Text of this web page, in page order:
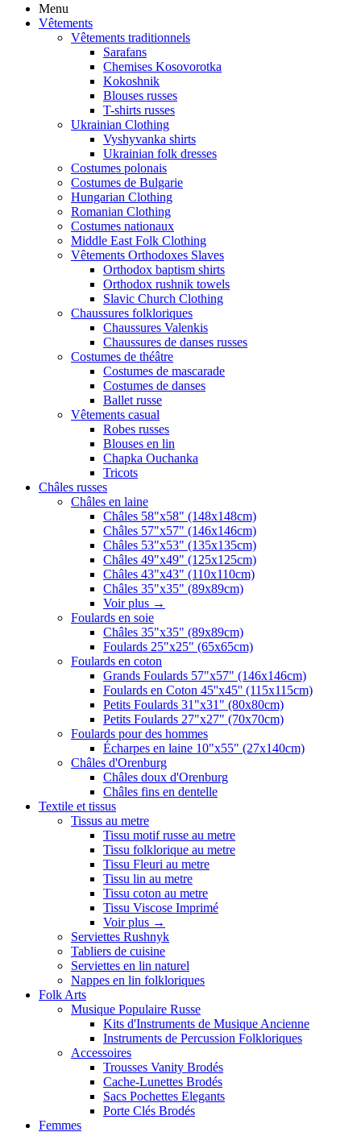
Menu
Vêtements
Vêtements traditionnels
Sarafans
Chemises Kosovorotka
Kokoshnik
Blouses russes
T-shirts russes
Ukrainian Clothing
Vyshyvanka shirts
Ukrainian folk dresses
Costumes polonais
Costumes de Bulgarie
Hungarian Clothing
Romanian Clothing
Costumes nationaux
Middle East Folk Clothing
Vêtements Orthodoxes Slaves
Orthodox baptism shirts
Orthodox rushnik towels
Slavic Church Clothing
Chaussures folkloriques
Chaussures Valenkis
Chaussures de danses russes
Costumes de théâtre
Costumes de mascarade
Costumes de danses
Ballet russe
Vêtements casual
Robes russes
Blouses en lin
Chapka Ouchanka
Tricots
Châles russes
Châles en laine
Châles 58"x58" (148x148cm)
Châles 57"x57" (146x146cm)
Châles 53"x53" (135x135cm)
Châles 49"x49" (125x125cm)
Châles 43"x43" (110x110cm)
Châles 35"x35" (89x89cm)
Voir plus →
Foulards en soie
Châles 35"x35" (89x89cm)
Foulards 25"x25" (65x65cm)
Foulards en coton
Grands Foulards 57"x57" (146x146cm)
Foulards en Coton 45''x45'' (115x115cm)
Petits Foulards 31"x31" (80x80cm)
Petits Foulards 27"x27" (70x70cm)
Foulards pour des hommes
Écharpes en laine 10"x55" (27x140cm)
Châles d'Orenburg
Châles doux d'Orenburg
Châles fins en dentelle
Textile et tissus
Tissus au metre
Tissu motif russe au metre
Tissu folklorique au metre
Tissu Fleuri au metre
Tissu lin au metre
Tissu coton au metre
Tissu Viscose Imprimé
Voir plus →
Serviettes Rushnyk
Tabliers de cuisine
Serviettes en lin naturel
Nappes en lin folkloriques
Folk Arts
Musique Populaire Russe
Kits d'Instruments de Musique Ancienne
Instruments de Percussion Folkloriques
Accessoires
Trousses Vanity Brodés
Cache-Lunettes Brodés
Sacs Pochettes Elegants
Porte Clés Brodés
Femmes